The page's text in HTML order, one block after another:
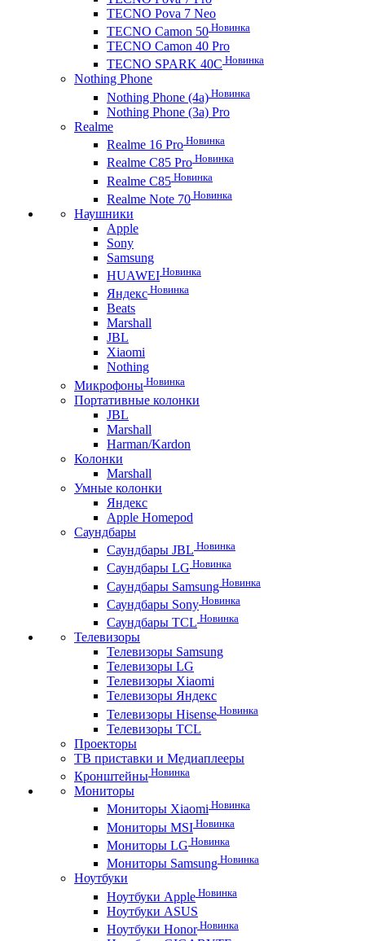
TECNO Pova 7 Neo
TECNO Camon 50 Новинка
TECNO Camon 40 Pro
TECNO SPARK 40C Новинка
Nothing Phone
Nothing Phone (4a) Новинка
Nothing Phone (3a) Pro
Realme
Realme 16 Pro Новинка
Realme C85 Pro Новинка
Realme C85 Новинка
Realme Note 70 Новинка
Наушники
Apple
Sony
Samsung
HUAWEI Новинка
Яндекс Новинка
Beats
Marshall
JBL
Xiaomi
Nothing
Микрофоны Новинка
Портативные колонки
JBL
Marshall
Harman/Kardon
Колонки
Marshall
Умные колонки
Яндекс
Apple Homepod
Саундбары
Саундбары JBL Новинка
Саундбары LG Новинка
Саундбары Samsung Новинка
Саундбары Sony Новинка
Саундбары TCL Новинка
Телевизоры
Телевизоры Samsung
Телевизоры LG
Телевизоры Xiaomi
Телевизоры Яндекс
Телевизоры Hisense Новинка
Телевизоры TCL
Проекторы
ТВ приставки и Медиаплееры
Кронштейны Новинка
Мониторы
Мониторы Xiaomi Новинка
Мониторы MSI Новинка
Мониторы LG Новинка
Мониторы Samsung Новинка
Ноутбуки
Ноутбуки Apple Новинка
Ноутбуки ASUS
Ноутбуки HonorНовинка